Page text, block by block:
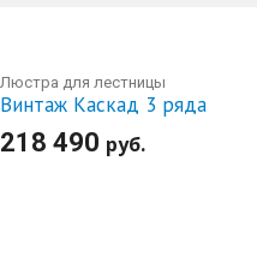
Люстра для лестницы
Винтаж Каскад 3 ряда
218 490 руб.